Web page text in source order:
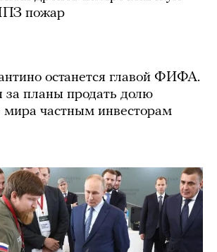
пожар
останется главой ФИФА.
за планы продать долю
мира частным инвесторам